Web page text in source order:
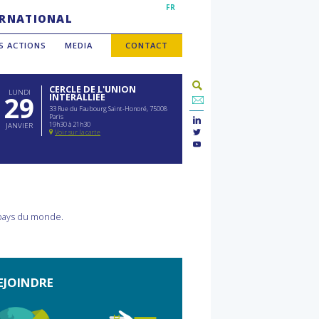
FR
ACTIONS MEDIA CONTACT
LUNDI
29
JANVIER
CERCLE DE L'UNION
INTERALLIÉE
33 Rue du Faubourg Saint-Honoré, 75008
Paris
19h30 à 21h30
Voir sur la carte
du monde.